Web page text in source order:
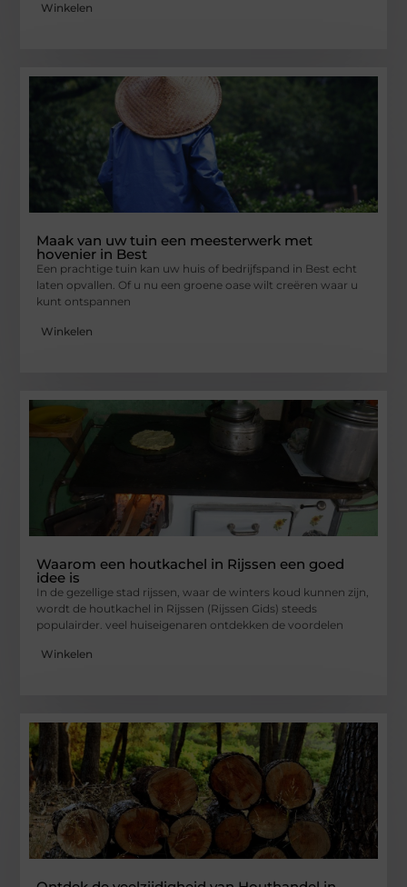
Winkelen
Maak van uw tuin een meesterwerk met
hovenier in Best
Een prachtige tuin kan uw huis of bedrijfspand in Best echt
laten opvallen. Of u nu een groene oase wilt creëren waar u
kunt ontspannen
Winkelen
Waarom een houtkachel in Rijssen een goed
idee is
In de gezellige stad rijssen, waar de winters koud kunnen zijn,
wordt de houtkachel in Rijssen (Rijssen Gids) steeds
populairder. veel huiseigenaren ontdekken de voordelen
Winkelen